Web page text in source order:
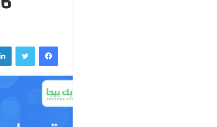
فيسبوك تويتر